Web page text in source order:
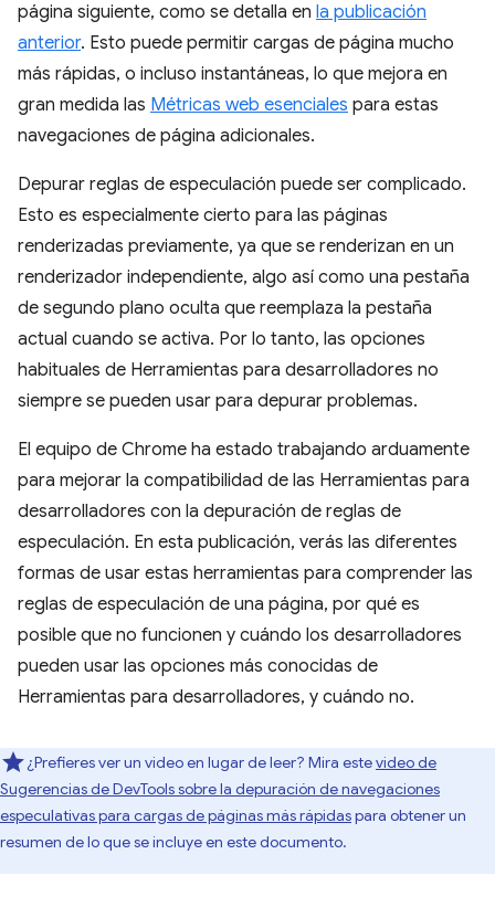
página siguiente, como se detalla en la publicación
anterior. Esto puede permitir cargas de página mucho
más rápidas, o incluso instantáneas, lo que mejora en
gran medida las Métricas web esenciales para estas
navegaciones de página adicionales.
Depurar reglas de especulación puede ser complicado.
Esto es especialmente cierto para las páginas
renderizadas previamente, ya que se renderizan en un
renderizador independiente, algo así como una pestaña
de segundo plano oculta que reemplaza la pestaña
actual cuando se activa. Por lo tanto, las opciones
habituales de Herramientas para desarrolladores no
siempre se pueden usar para depurar problemas.
El equipo de Chrome ha estado trabajando arduamente
para mejorar la compatibilidad de las Herramientas para
desarrolladores con la depuración de reglas de
especulación. En esta publicación, verás las diferentes
formas de usar estas herramientas para comprender las
reglas de especulación de una página, por qué es
posible que no funcionen y cuándo los desarrolladores
pueden usar las opciones más conocidas de
Herramientas para desarrolladores, y cuándo no.
¿Prefieres ver un video en lugar de leer? Mira estevideo de
Sugerencias de DevTools sobre la depuración de navegaciones
especulativas para cargas de páginas más rápidaspara obtener un
resumen de lo que se incluye en este documento.